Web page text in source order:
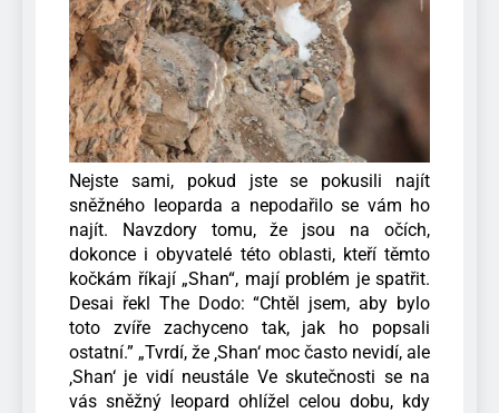
Nejste sami, pokud jste se pokusili najít
sněžného leoparda a nepodařilo se vám ho
najít. Navzdory tomu, že jsou na očích,
dokonce i obyvatelé této oblasti, kteří těmto
kočkám říkají „Shan“, mají problém je spatřit.
Desai řekl The Dodo: “Chtěl jsem, aby bylo
toto zvíře zachyceno tak, jak ho popsali
ostatní.” „Tvrdí, že ‚Shan‘ moc často nevidí, ale
‚Shan‘ je vidí neustále Ve skutečnosti se na
vás sněžný leopard ohlížel celou dobu, kdy